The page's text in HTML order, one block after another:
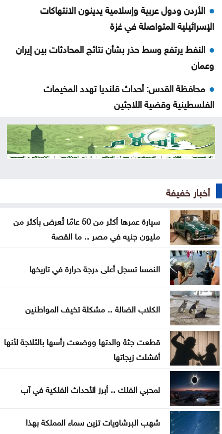
الأردن ودول عربية وإسلامية يدينون الانتهاكات
الإسرائيلية المتواصلة في غزة
النفط يرتفع وسط حذر بشأن نتائج المحادثات بين إيران
وعمان
محافظة القدس: أحداث قلنديا تهدد المخيمات
الفلسطينية وقضية اللاجئين
الاحتلال يعتقل ويحقق ميدانيا مع أكثر من 60 فلسطينيا
من مخيم قلنديا
الشمال في إربد
بيان صادر عن اللجنة النقابية للعاملين في شركة البوتاس
العربية
ندوة بعنوان المفرق .. عروس البادية ودورها في بناء
السردية الأردنية الأحد
عمان الاهلية بطلة الجامعات الأردنية في الكراتيه للطلاب
ووصيفه البطولة للطالبات .. صور
سياحة عجلون تطلق رحلات برنامج أردننا جنة إلى مختلف
مناطق المملكة
صادرات عمّان الصناعية تكسر حاجز 4 مليارات دينار منذ
بداية العام
أخبار خفيفة
سيارة عمرها أكثر من 50 عامًا تُعرض بأكثر من
مليون جنيه في مصر .. ما القصة
النمسا تسجل أعلى درجة حرارة في تاريخها
الكلاب الضالة .. مشكلة تخيف المواطنين
قطعت جثة والدتها ووضعت رأسها بالثلاجة لأنها
أفشلت زيجاتها
لمحبي الفلك .. أبرز الأحداث الفلكية في آب
شهب البرشاويات تزين سماء المملكة بهذا